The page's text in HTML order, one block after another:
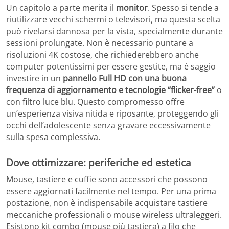
Un capitolo a parte merita il monitor. Spesso si tende a
riutilizzare vecchi schermi o televisori, ma questa scelta
può rivelarsi dannosa per la vista, specialmente durante
sessioni prolungate. Non è necessario puntare a
risoluzioni 4K costose, che richiederebbero anche
computer potentissimi per essere gestite, ma è saggio
investire in un pannello Full HD con una buona
frequenza di aggiornamento e tecnologie “flicker-free” o
con filtro luce blu. Questo compromesso offre
un’esperienza visiva nitida e riposante, proteggendo gli
occhi dell’adolescente senza gravare eccessivamente
sulla spesa complessiva.
Dove ottimizzare: periferiche ed estetica
Mouse, tastiere e cuffie sono accessori che possono
essere aggiornati facilmente nel tempo. Per una prima
postazione, non è indispensabile acquistare tastiere
meccaniche professionali o mouse wireless ultraleggeri.
Esistono kit combo (mouse più tastiera) a filo che